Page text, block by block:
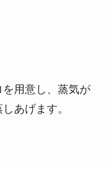
用意し、蒸気が
あげます。